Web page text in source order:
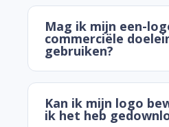
Mag ik mijn een-
commerciële
gebruiken?
Kan ik mijn logo
ik het heb